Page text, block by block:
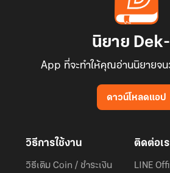
นิยาย
App ที่จะทำให้คุณอ่านนิยายจน
ดาวน์โหลดแอป
วิธีการใช้งาน
วิธีเติม Coin / ชำระเงิน
ติดต่อเ
LINE